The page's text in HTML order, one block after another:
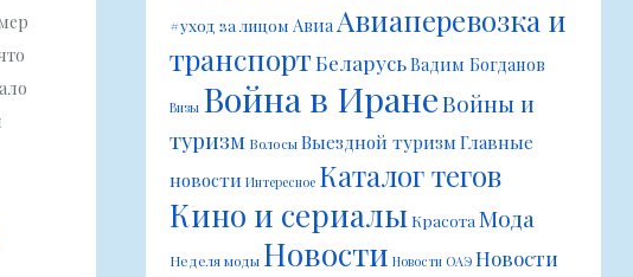
#уход за лицом Авиа Авиаперевозка и
транспортБеларусьВадим Богданов
Визы Война в ИранеВойны и
туризм ВолосыВыездной туризмГлавные
новости Интересное Каталог тегов
Кино и сериалыКрасота Мода
Неделя моды Новости Новости ОАЭ Новости